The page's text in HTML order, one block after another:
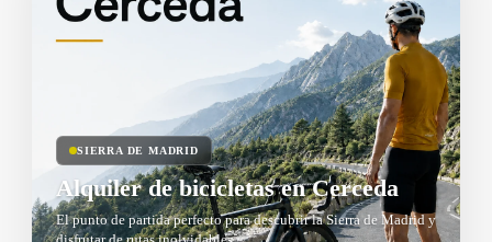
SIERRA DE MADRID
Alquiler de bicicletas en Cerceda
El punto de partida perfecto para descubrir la Sierra de Madrid y